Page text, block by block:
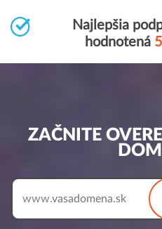
Najlepšia
hodnotená
ZAČNITE
www.